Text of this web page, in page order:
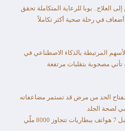
العلاج.. بوبا للرعاية المتكاملة تحقق
المرتبطة بالذكاء الاصطناعي في
تأتي مصحوبة بتقلبات مرتفعة
مفتاح الحد من مرض قد تستمر مضاعفاته
لصحة الجلد
ترشيحات أفضل 7 هواتف ببطاريات تتجاوز 8000 ملّي